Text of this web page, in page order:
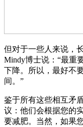
但对于一些人来说，
Mindy博士说：“最重
下降。所以，最好不
间。”
鉴于所有这些相互矛
议：他们会根据您的
要减肥。当然，如果